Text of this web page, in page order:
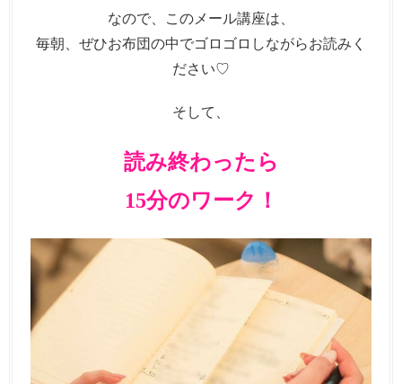
なので、このメール講座は、
毎朝、ぜひお布団の中でゴロゴロしながらお読みく
ださい♡
そして、
読み終わったら
15分のワーク！